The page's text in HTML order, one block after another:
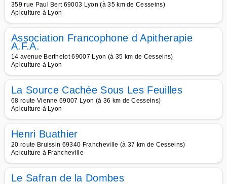
359 rue Paul Bert 69003 Lyon (à 35 km de Cesseins)
Apiculture à Lyon
Association Francophone d Apitherapie
A.F.A.
14 avenue Berthelot 69007 Lyon (à 35 km de Cesseins)
Apiculture à Lyon
La Source Cachée Sous Les Feuilles
68 route Vienne 69007 Lyon (à 36 km de Cesseins)
Apiculture à Lyon
Henri Buathier
20 route Bruissin 69340 Francheville (à 37 km de Cesseins)
Apiculture à Francheville
Le Safran de la Dombes